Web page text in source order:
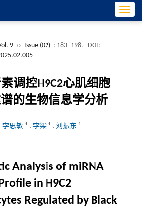
9 ›› Issue (02) : 183 -198.
DOI:
调控H9C2心肌细胞
的生物信息学分析
, 李思敏 1 , 李梁 1 , 刘振东 1
Analysis of miRNA
in H9C2
Regulated by Black